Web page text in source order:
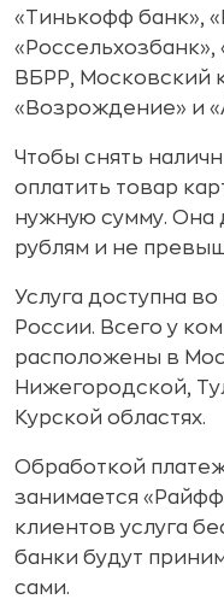
«Тинькофф банк»,
ВБРР, Московский
«Возрождение» и
Чтобы снять
оплатить товар
нужную сумму. Она
рублям и не
Услуга доступна
России. Всего у
расположены в
Нижегородской,
Курской областях.
Обработкой
занимается
клиентов услуга
банки будут
сами.